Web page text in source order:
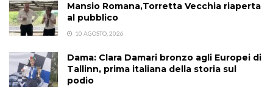
Mansio Romana,Torretta Vecchia riaperta
al pubblico
10 AGOSTO, 2026
Dama: Clara Damari bronzo agli Europei di
Tallinn, prima italiana della storia sul
podio